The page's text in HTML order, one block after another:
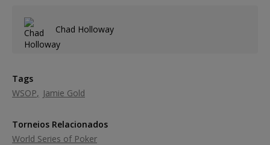
Chad Holloway
Tags
WSOP
Jamie Gold
Torneios Relacionados
World Series of Poker